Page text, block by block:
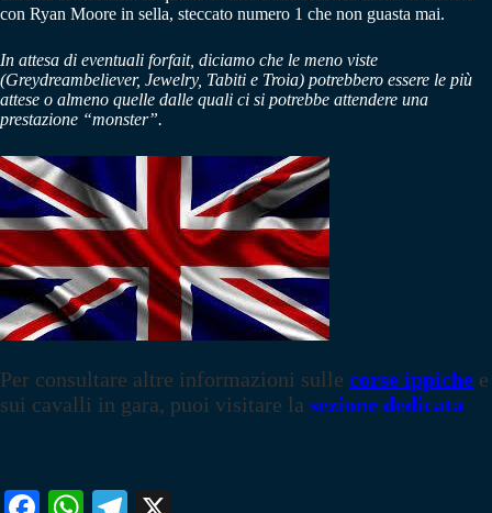
con Ryan Moore in sella, steccato numero 1 che non guasta mai.
In attesa di eventuali forfait, diciamo che le meno viste
(Greydreambeliever, Jewelry, Tabiti e Troia) potrebbero essere le più
attese o almeno quelle dalle quali ci si potrebbe attendere una
prestazione “monster”.
Per consultare altre informazioni sulle corse ippiche e
sui cavalli in gara, puoi visitare la sezione dedicata